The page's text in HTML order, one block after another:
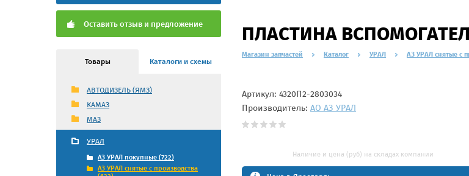
Оставить отзыв и предложение
Товары Каталоги и схемы
АВТОДИЗЕЛЬ (ЯМЗ)
КАМАЗ
МАЗ
УРАЛ
АЗ УРАЛ покупные (722)
АЗ УРАЛ снятые с производства
ПЛАСТИНА
Магазин запчастей Каталог УРАЛ АЗ УРАЛ снятые с
Артикул: 4320П2-2803034
Производитель: АО АЗ УРАЛ
Наличие и цена (руб) на складах компании